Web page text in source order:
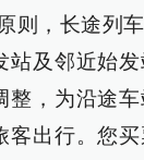
则，长途列
站及邻近始
整，为沿途车
客出行。您